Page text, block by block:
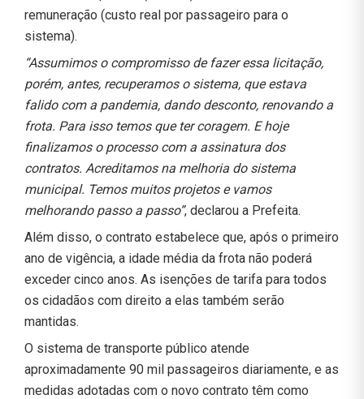
remuneração (custo real por passageiro para o
sistema).
“Assumimos o compromisso de fazer essa licitação,
porém, antes, recuperamos o sistema, que estava
falido com a pandemia, dando desconto, renovando a
frota. Para isso temos que ter coragem. E hoje
finalizamos o processo com a assinatura dos
contratos. Acreditamos na melhoria do sistema
municipal. Temos muitos projetos e vamos
melhorando passo a passo”, declarou a Prefeita.
Além disso, o contrato estabelece que, após o primeiro
ano de vigência, a idade média da frota não poderá
exceder cinco anos. As isenções de tarifa para todos
os cidadãos com direito a elas também serão
mantidas.
O sistema de transporte público atende
aproximadamente 90 mil passageiros diariamente, e as
medidas adotadas com o novo contrato têm como